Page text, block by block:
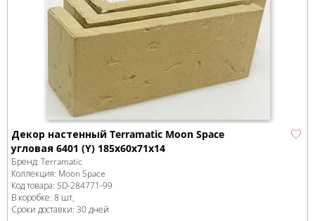
Декор настенный Terramatic Moon Space
угловая 6401 (Y) 185x60x71x14
Бренд: Terramatic
Коллекция: Moon Space
Код товара: SD-284771-99
В коробке: 8 шт,
Сроки доставки: 30 дней